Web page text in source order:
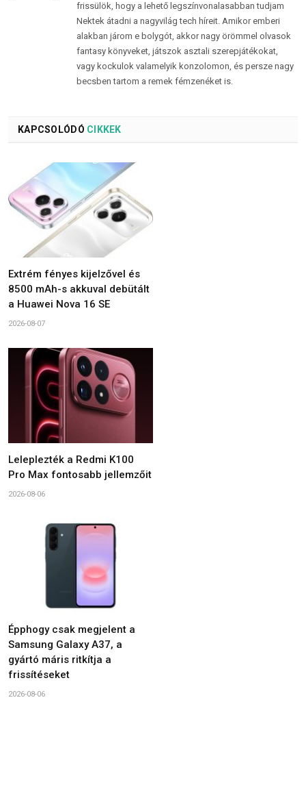
frissülök, hogy a lehető legszínvonalasabban tudjam
Nektek átadni a nagyvilág tech híreit. Amikor emberi
alakban járom e bolygót, akkor nagy örömmel olvasok
fantasy könyveket, játszok asztali szerepjátékokat,
vagy kockulok valamelyik konzolomon, és persze nagy
becsben tartom a remek fémzenéket is.
KAPCSOLÓDÓ CIKKEK
Extrém fényes kijelzővel és
8500 mAh-s akkuval debütált
a Huawei Nova 16 SE
2026-08-07
Leleplezték a Redmi K100
Pro Max fontosabb jellemzőit
2026-08-06
Épphogy csak megjelent a
Samsung Galaxy A37, a
gyártó máris ritkítja a
frissítéseket
2026-08-06